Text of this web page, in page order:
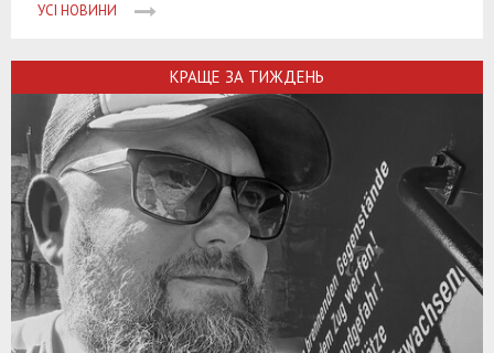
УСІ НОВИНИ
КРАЩЕ ЗА ТИЖДЕНЬ